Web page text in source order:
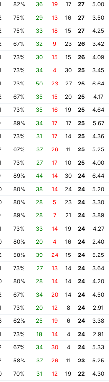
82% 36 19 17 27
5.00
75% 29 13 16 27
3.50
Leyendas
75% 33 18 15 27
4.25
67% 32 9 23 26
3.42
73% 30 15 15 26
4.09
73% 34 4 30 25
3.45
73% 50 23 27 25
6.64
67% 35 15 20 25
4.17
73% 35 16 19 25
4.64
89% 34 17 17 25
5.67
73% 31 17 14 25
4.36
67% 37 26 11 25
5.25
73% 27 17 10 25
4.00
89% 44 14 30 24
6.44
80% 38 14 24 24
5.20
80% 28 5 23 24
3.30
89% 28 7 21 24
3.89
73% 33 14 19 24
4.27
80% 20 4 16 24
2.40
58% 39 24 15 24
5.25
73% 27 13 14 24
3.64
80% 28 14 14 24
4.20
67% 34 20 14 24
4.50
73% 20 12 8 24
2.91
62% 25 19 6 24
3.38
73% 18 14 4 24
2.91
67% 34 30 4 24
5.33
58% 37 26 11 23
5.25
70% 31 12 19 22
4.30